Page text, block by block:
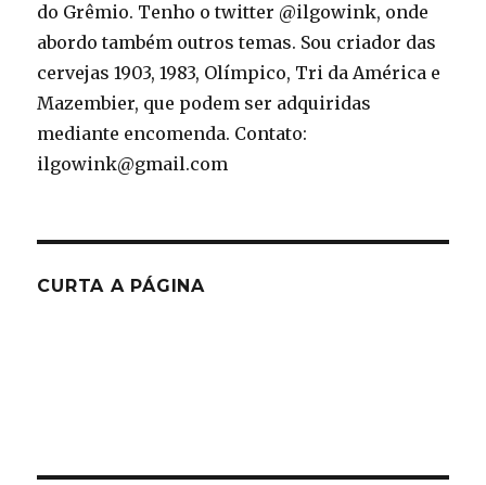
do Grêmio. Tenho o twitter @ilgowink, onde
abordo também outros temas. Sou criador das
cervejas 1903, 1983, Olímpico, Tri da América e
Mazembier, que podem ser adquiridas
mediante encomenda. Contato:
ilgowink@gmail.com
CURTA A PÁGINA